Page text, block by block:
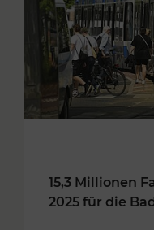
15,3 Millionen
2025 für die